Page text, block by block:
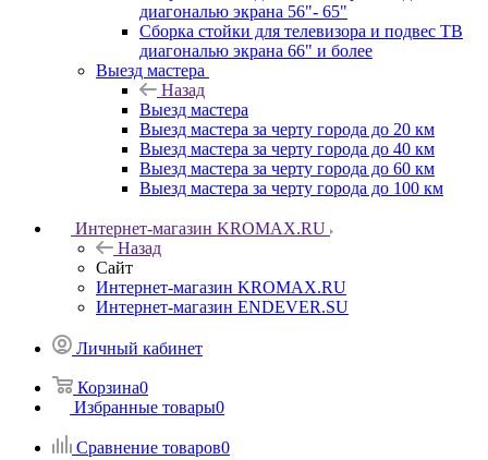
диагональю экрана 56"- 65"
Сборка стойки для телевизора и подвес ТВ
диагональю экрана 66" и более
Выезд мастера
Назад
Выезд мастера
Выезд мастера за черту города до 20 км
Выезд мастера за черту города до 40 км
Выезд мастера за черту города до 60 км
Выезд мастера за черту города до 100 км
Интернет-магазин KROMAX.RU
Назад
Сайт
Интернет-магазин KROMAX.RU
Интернет-магазин ENDEVER.SU
Личный кабинет
Корзина0
Избранные товары0
Сравнение товаров0